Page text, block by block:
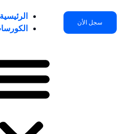
المحتوى
سجل الأن
الرئيسية